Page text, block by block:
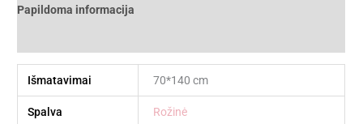
Papildoma informacija
Išmatavimai 70*140 cm
Spalva Rožinė